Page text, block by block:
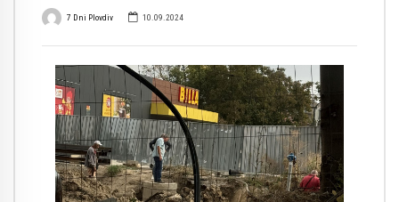
7 Dni Plovdiv 10.09.2024